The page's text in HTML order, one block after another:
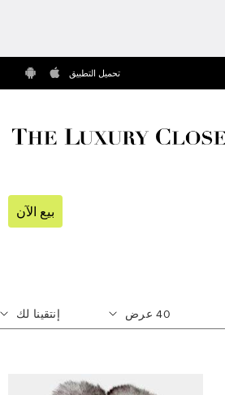
تحميل التطبيق
بيع الآن
40 عرض إنتقينا لك